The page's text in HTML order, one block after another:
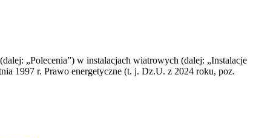
„Polecenia”) w instalacjach wiatrowych (dalej: „Instalacje
1997 r. Prawo energetyczne (t. j. Dz.U. z 2024 roku, poz.